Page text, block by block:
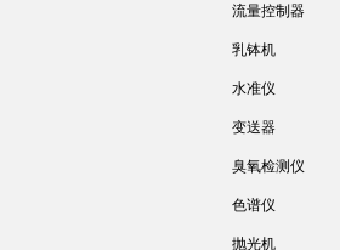
流量控制器
乳钵机
水准仪
变送器
臭氧检测仪
色谱仪
抛光机